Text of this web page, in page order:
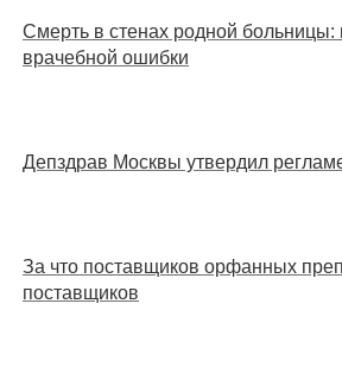
Смерть в стенах родной больницы:
врачебной ошибки
Депздрав Москвы утвердил
За что поставщиков орфанных
поставщиков